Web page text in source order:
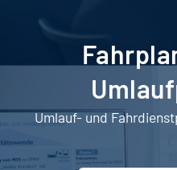
Umlauf- und